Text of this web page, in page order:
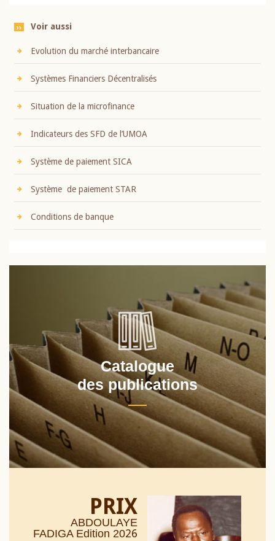
Voir aussi
Evolution du marché interbancaire
Systèmes Financiers Décentralisés
Situation de la microfinance
Indicateurs des SFD de l’UMOA
Système de paiement SICA
Système de paiement STAR
Conditions de banque
Catalogue
des publications
PRIX
ABDOULAYE
FADIGA Edition 2026